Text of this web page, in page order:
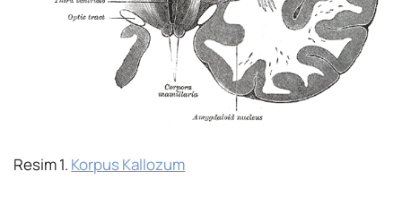
Resim 1. Korpus Kallozum